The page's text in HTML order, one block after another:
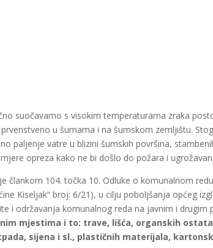
suočavamo s visokim temperaturama zraka
u šumama i na šumskom zemljištu.
paljenje vatre u blizini šumskih površina,
opreza kako ne bi došlo do požara i
člankom 104. točka 10. Odluke o komunalnom
Kiseljak” broj: 6/21), u cilju poboljšanja općeg
i održavanja komunalnog reda na javnim i drugim
mjestima i to: trave, lišća, organskih
sijena i sl., plastičnih materijala,